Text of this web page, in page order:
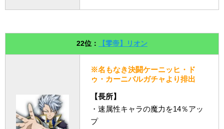
22位： 【零帝】リオン
※名もなき決闘ケーニッヒ・ド
ゥ・カーニバルガチャより排出
【長所】
・速属性キャラの魔力を14％アッ
プ